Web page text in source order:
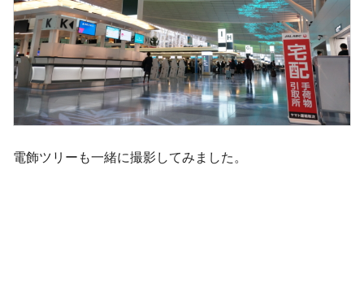
電飾ツリーも一緒に撮影してみました。